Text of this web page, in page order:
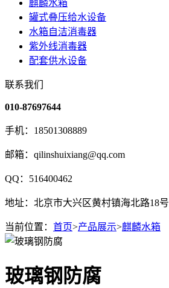
麒麟水箱
罐式叠压给水设备
水箱自洁消毒器
紫外线消毒器
配套供水设备
联系我们
010-87697644
手机：18501308889
邮箱：qilinshuixiang@qq.com
QQ：516400462
地址：北京市大兴区黄村镇海北路18号
当前位置： 首页>产品展示>麒麟水箱
玻璃钢防腐